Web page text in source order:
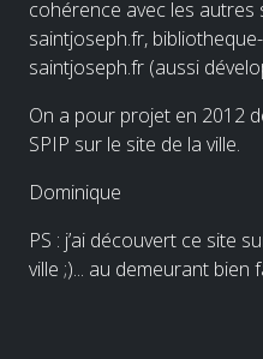
cohérence avec les autres
saintjoseph.fr,
saintjoseph.fr (aussi
On a pour projet en 2012
SPIP sur le site de la ville.
Dominique
PS : j’ai découvert ce site
ville ;)... au demeurant